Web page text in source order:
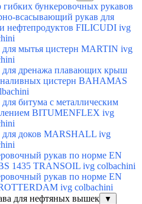
гибких бункеровочных рукавов
всасывающий рукав для
нефтепродуктов FILICUDI ivg
для мытья цистерн MARTIN ivg
для дренажа плавающих крыш
цистерн BAHAMAS
для битума с металлическим
BITUMENFLEX ivg
для доков MARSHALL ivg
рукав по норме EN
1435 TRANSOIL ivg colbachini
рукав по норме EN
ivg colbachini
для нефтяных вышек
▼